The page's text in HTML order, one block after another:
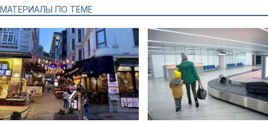
МАТЕРИАЛЫ ПО ТЕМЕ